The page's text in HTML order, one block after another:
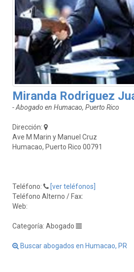
Miranda Rodriguez
- Abogado en Humacao, Puerto Rico
Dirección:
Ave M Marin y Manuel Cruz
Humacao, Puerto Rico 00791
Teléfono:
[ver teléfonos]
Teléfono Alterno / Fax:
Web:
Categoría: Abogado
Buscar abogados en Humacao, PR